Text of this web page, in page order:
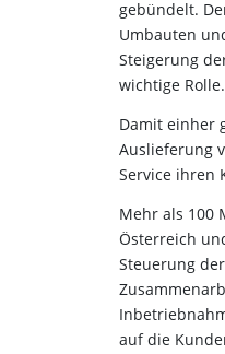
gebündelt.
Umbauten
Steigerung
wichtige Rolle.
Damit einher
Auslieferung
Service ihren
Mehr als 100
Österreich
Steuerung
auf die